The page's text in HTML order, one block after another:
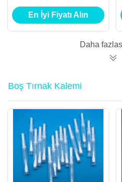
Süren Vegan Formülü
En İyi Fiyatı Alın
Daha
Boş Tırnak Kalemi